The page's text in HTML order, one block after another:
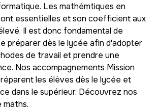
Les mathémtiques en
essentielles et son coefficient aux
Il est donc fondamental de
préparer dès le lycée afin d'adopter
de travail et prendre une
Nos accompagnements Mission
les élèves dès le lycée et
dans le supérieur. Découvrez nos
maths.